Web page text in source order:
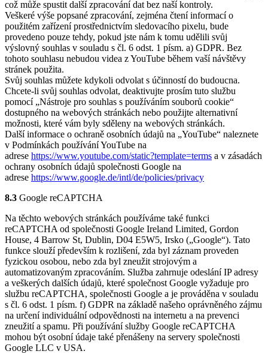
což může spustit další zpracování dat bez naší kontroly.
Veškeré výše popsané zpracování, zejména čtení informací o
použitém zařízení prostřednictvím sledovacího pixelu, bude
provedeno pouze tehdy, pokud jste nám k tomu udělili svůj
výslovný souhlas v souladu s čl. 6 odst. 1 písm. a) GDPR. Bez
tohoto souhlasu nebudou videa z YouTube během vaší návštěvy
stránek použita.
Svůj souhlas můžete kdykoli odvolat s účinností do budoucna.
Chcete-li svůj souhlas odvolat, deaktivujte prosím tuto službu
pomocí „Nástroje pro souhlas s používáním souborů cookie“
dostupného na webových stránkách nebo použijte alternativní
možnosti, které vám byly sděleny na webových stránkách.
Další informace o ochraně osobních údajů na „YouTube“ naleznete
v Podmínkách používání YouTube na
adrese https://www.youtube.com/static?template=terms a v zásadách
ochrany osobních údajů společnosti Google na
adrese https://www.google.de/intl/de/policies/privacy
8.3 Google reCAPTCHA
Na těchto webových stránkách používáme také funkci
reCAPTCHA od společnosti Google Ireland Limited, Gordon
House, 4 Barrow St, Dublin, D04 E5W5, Irsko („Google“). Tato
funkce slouží především k rozlišení, zda byl záznam proveden
fyzickou osobou, nebo zda byl zneužit strojovým a
automatizovaným zpracováním. Služba zahrnuje odeslání IP adresy
a veškerých dalších údajů, které společnost Google vyžaduje pro
službu reCAPTCHA, společnosti Google a je prováděna v souladu
s čl. 6 odst. 1 písm. f) GDPR na základě našeho oprávněného zájmu
na určení individuální odpovědnosti na internetu a na prevenci
zneužití a spamu. Při používání služby Google reCAPTCHA
mohou být osobní údaje také přenášeny na servery společnosti
Google LLC v USA.